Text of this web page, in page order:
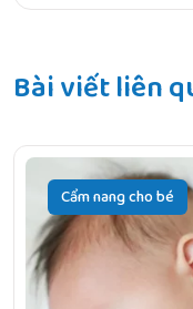
Bài viết liên
Cẩm nang cho bé